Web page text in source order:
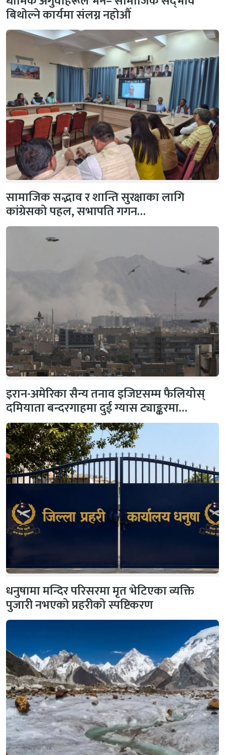
बिथोल्ने कार्यमा संलग्न नहोऔँ
सामाजिक सद्भाव र शान्ति सुरक्षाका लागि
कांग्रेसको पहल, सभापति गगन…
इरान-अमेरिका सैन्य तनाव इजिप्टसम्म फैलियोस्
दमियाता बन्दरगाहमा दुई ग्यास ट्याङ्करमा…
धनुषामा मन्दिर परिसरमा मृत भेटिएका व्यक्ति
पुजारी नभएको प्रहरीको स्पष्टिकरण